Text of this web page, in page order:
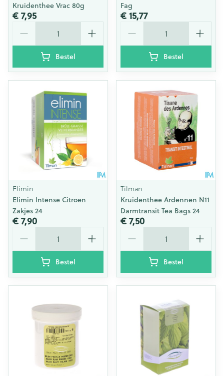
Kruidenthee Vrac 80g
€ 7,95
Bestel
Fag
€ 15,77
Bestel
Elimin
Elimin Intense Citroen
Zakjes 24
€ 7,90
Bestel
Tilman
Kruidenthee Ardennen N11
Darmtransit Tea Bags 24
€ 7,50
Bestel